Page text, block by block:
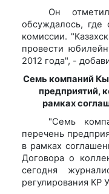
Он
обсуждалось, где
комиссии.
провести
2012 года", -
Семь компаний
предприятий,
рамках
"Семь
перечень
в рамках
Договора о
сегодня
регулирования КР